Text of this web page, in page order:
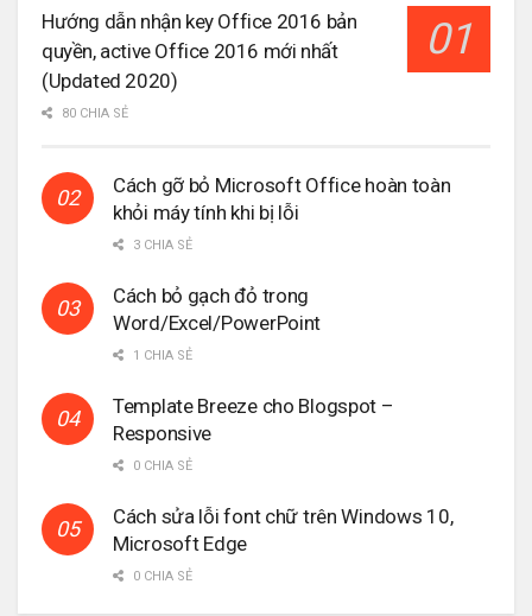
Hướng dẫn nhận key Office 2016 bản
quyền, active Office 2016 mới nhất
(Updated 2020)
80 CHIA SẺ
Cách gỡ bỏ Microsoft Office hoàn toàn
khỏi máy tính khi bị lỗi
3 CHIA SẺ
Cách bỏ gạch đỏ trong
Word/Excel/PowerPoint
1 CHIA SẺ
Template Breeze cho Blogspot –
Responsive
0 CHIA SẺ
Cách sửa lỗi font chữ trên Windows 10,
Microsoft Edge
0 CHIA SẺ